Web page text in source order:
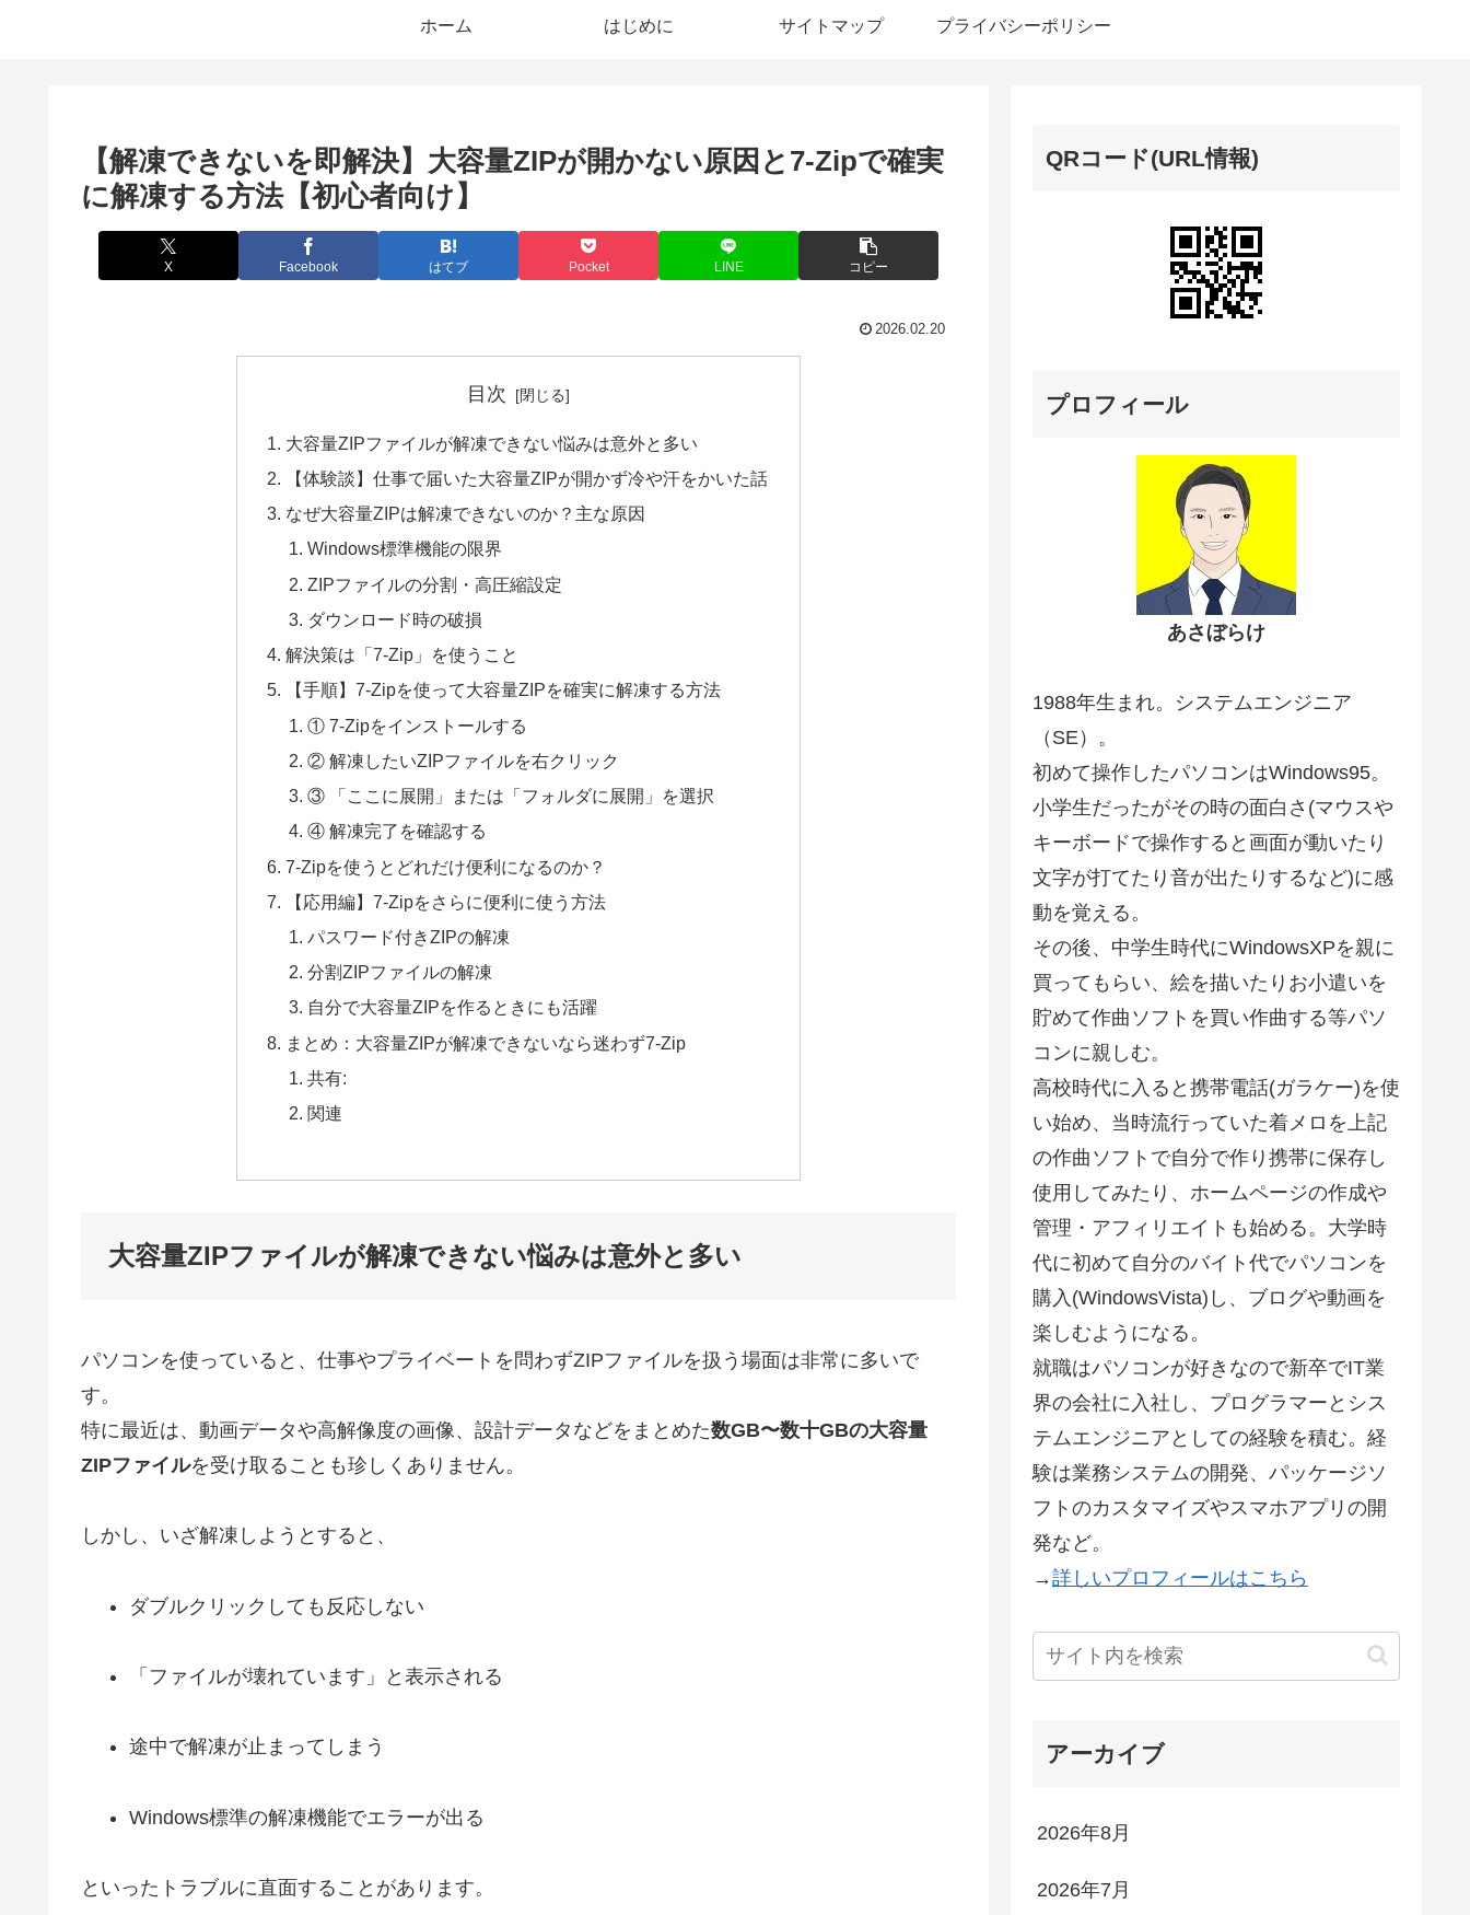
ホーム はじめに サイトマップ プライバシーポリシー
【解凍できないを即解決】大容量ZIPが開かない原因と7-Zipで確実
に解凍する方法【初心者向け】
X Facebook はてブ Pocket LINE コピー
2026.02.20
目次
大容量ZIPファイルが解凍できない悩みは意外と多い
【体験談】仕事で届いた大容量ZIPが開かず冷や汗をかいた話
なぜ大容量ZIPは解凍できないのか？主な原因
Windows標準機能の限界
ZIPファイルの分割・高圧縮設定
ダウンロード時の破損
解決策は「7-Zip」を使うこと
【手順】7-Zipを使って大容量ZIPを確実に解凍する方法
① 7-Zipをインストールする
② 解凍したいZIPファイルを右クリック
③ 「ここに展開」または「フォルダに展開」を選択
④ 解凍完了を確認する
7-Zipを使うとどれだけ便利になるのか？
【応用編】7-Zipをさらに便利に使う方法
パスワード付きZIPの解凍
分割ZIPファイルの解凍
自分で大容量ZIPを作るときにも活躍
まとめ：大容量ZIPが解凍できないなら迷わず7-Zip
共有:
関連
大容量ZIPファイルが解凍できない悩みは意外と多い
パソコンを使っていると、仕事やプライベートを問わずZIPファイルを扱う場面は非常に多いで
す。
特に最近は、動画データや高解像度の画像、設計データなどをまとめた数GB〜数十GBの大容量
ZIPファイルを受け取ることも珍しくありません。
しかし、いざ解凍しようとすると、
ダブルクリックしても反応しない
「ファイルが壊れています」と表示される
途中で解凍が止まってしまう
Windows標準の解凍機能でエラーが出る
といったトラブルに直面することがあります。
QRコード(URL情報)
プロフィール
あさぼらけ
1988年生まれ。システムエンジニア
（SE）。
初めて操作したパソコンはWindows95。
小学生だったがその時の面白さ(マウスや
キーボードで操作すると画面が動いたり
文字が打てたり音が出たりするなど)に感
動を覚える。
その後、中学生時代にWindowsXPを親に
買ってもらい、絵を描いたりお小遣いを
貯めて作曲ソフトを買い作曲する等パソ
コンに親しむ。
高校時代に入ると携帯電話(ガラケー)を使
い始め、当時流行っていた着メロを上記
の作曲ソフトで自分で作り携帯に保存し
使用してみたり、ホームページの作成や
管理・アフィリエイトも始める。大学時
代に初めて自分のバイト代でパソコンを
購入(WindowsVista)し、ブログや動画を
楽しむようになる。
就職はパソコンが好きなので新卒でIT業
界の会社に入社し、プログラマーとシス
テムエンジニアとしての経験を積む。経
験は業務システムの開発、パッケージソ
フトのカスタマイズやスマホアプリの開
発など。
→詳しいプロフィールはこちら
アーカイブ
2026年8月
2026年7月